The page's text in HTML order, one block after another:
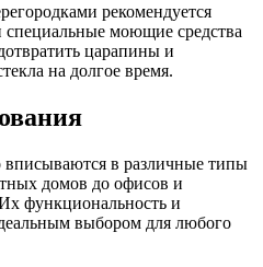
рекомендуется
специальные моющие средства
царапины и
на долгое время.
вписываются в различные типы
домов до офисов и
функциональность и
выбором для любого